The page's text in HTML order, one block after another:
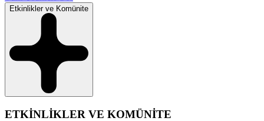
Etkinlikler ve Komünite
ETKİNLİKLER VE KOMÜNİTE